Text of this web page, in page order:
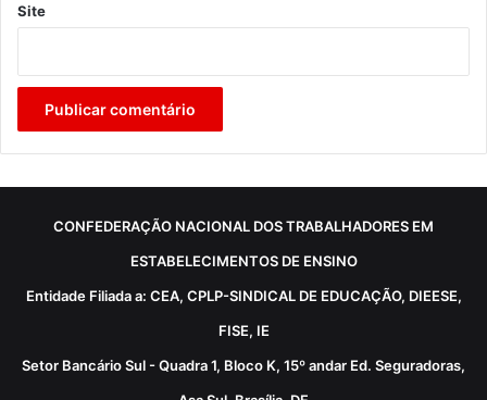
Site
CONFEDERAÇÃO NACIONAL DOS TRABALHADORES EM
ESTABELECIMENTOS DE ENSINO
Entidade Filiada a: CEA, CPLP-SINDICAL DE EDUCAÇÃO, DIEESE,
FISE, IE
Setor Bancário Sul - Quadra 1, Bloco K, 15º andar Ed. Seguradoras,